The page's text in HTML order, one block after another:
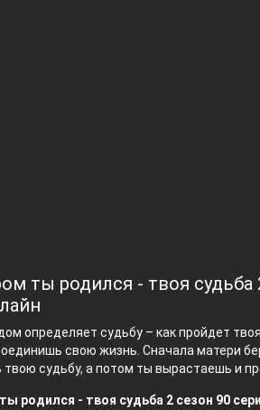
ты родился - твоя судьба
определяет судьбу – как пройдет
свою жизнь. Сначала матери
судьбу, а потом ты вырастаешь и
родился - твоя судьба 2 сезон 90